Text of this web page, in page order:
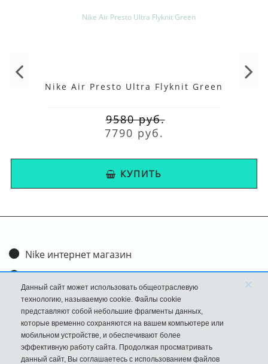
Nike Air Presto Ultra Flyknit Green
9580 руб.
7790 руб.
КУПИТЬ
Nike интернет магазин
Доставка и оплата
Обмен и возврат
Размеры
FAQ
Данный сайт может использовать общеотраслевую
технологию, называемую cookie. Файлы cookie
представляют собой небольшие фрагменты данных,
которые временно сохраняются на вашем компьютере или
мобильном устройстве, и обеспечивают более
эффективную работу сайта. Продолжая просматривать
данный сайт, Вы соглашаетесь с использованием файлов
×